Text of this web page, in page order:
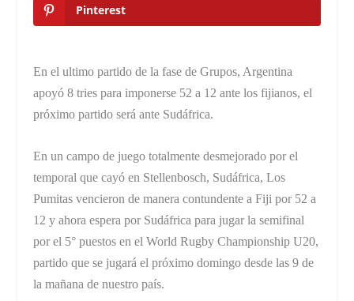
Pinterest
En el ultimo partido de la fase de Grupos, Argentina
apoyó 8 tries para imponerse 52 a 12 ante los fijianos, el
próximo partido será ante Sudáfrica.
En un campo de juego totalmente desmejorado por el
temporal que cayó en Stellenbosch, Sudáfrica, Los
Pumitas vencieron de manera contundente a Fiji por 52 a
12 y ahora espera por Sudáfrica para jugar la semifinal
por el 5° puestos en el World Rugby Championship U20,
partido que se jugará el próximo domingo desde las 9 de
la mañana de nuestro país.